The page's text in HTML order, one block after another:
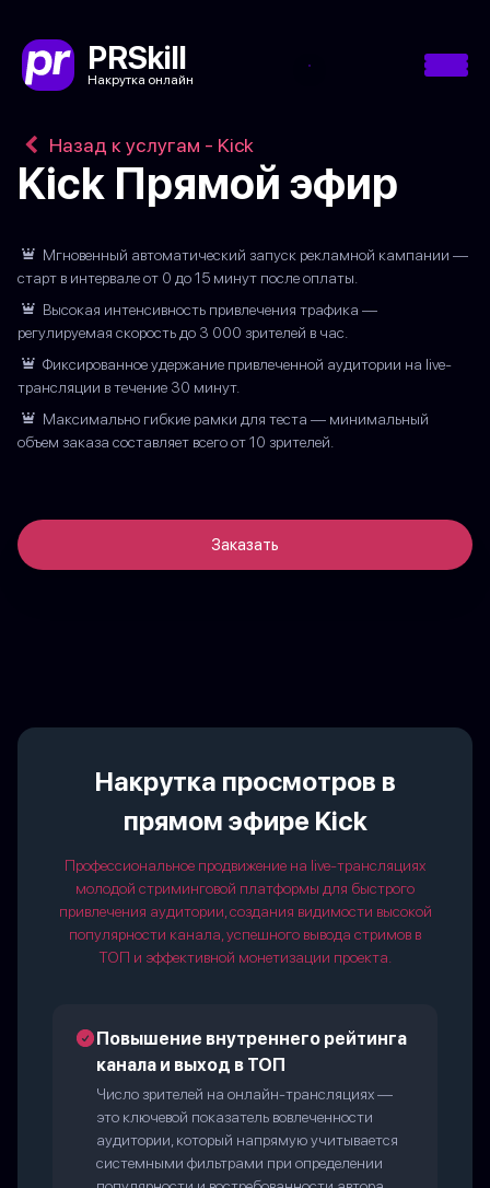
PRSkill
Накрутка онлайн
Назад к услугам - Kick
Kick Прямой эфир
Мгновенный автоматический запуск рекламной кампании —
старт в интервале от 0 до 15 минут после оплаты.
Высокая интенсивность привлечения трафика —
регулируемая скорость до 3 000 зрителей в час.
Фиксированное удержание привлеченной аудитории на live-
трансляции в течение 30 минут.
Максимально гибкие рамки для теста — минимальный
объем заказа составляет всего от 10 зрителей.
Заказать
Накрутка просмотров в
прямом эфире Kick
Профессиональное продвижение на live-трансляциях
молодой стриминговой платформы для быстрого
привлечения аудитории, создания видимости высокой
популярности канала, успешного вывода стримов в
ТОП и эффективной монетизации проекта.
Повышение внутреннего рейтинга
канала и выход в ТОП
Число зрителей на онлайн-трансляциях —
это ключевой показатель вовлеченности
аудитории, который напрямую учитывается
системными фильтрами при определении